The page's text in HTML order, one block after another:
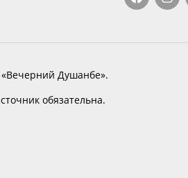
Душанбе».
обязательна.